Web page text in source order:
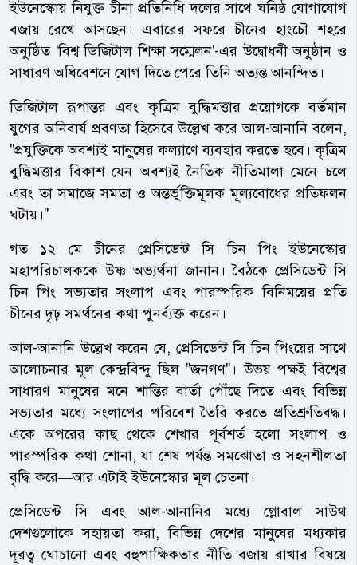
ইউনেস্কোয় নিযুক্ত চীনা প্রতিনিধি দলের সাথে ঘনিষ্ঠ যোগাযোগ
বজায় রেখে আসছেন। এবারের সফরে চীনের হাংচৌ শহরে
অনুষ্ঠিত 'বিশ্ব ডিজিটাল শিক্ষা সম্মেলন'-এর উদ্বোধনী অনুষ্ঠান ও
সাধারণ অধিবেশনে যোগ দিতে পেরে তিনি অত্যন্ত আনন্দিত।
ডিজিটাল রূপান্তর এবং কৃত্রিম বুদ্ধিমত্তার প্রয়োগকে বর্তমান
যুগের অনিবার্য প্রবণতা হিসেবে উল্লেখ করে আল-আনানি বলেন,
"প্রযুক্তিকে অবশ্যই মানুষের কল্যাণে ব্যবহার করতে হবে। কৃত্রিম
বুদ্ধিমত্তার বিকাশ যেন অবশ্যই নৈতিক নীতিমালা মেনে চলে
এবং তা সমাজে সমতা ও অন্তর্ভুক্তিমূলক মূল্যবোধের প্রতিফলন
ঘটায়।"
গত ১২ মে চীনের প্রেসিডেন্ট সি চিন পিং ইউনেস্কোর
মহাপরিচালককে উষ্ণ অভ্যর্থনা জানান। বৈঠকে প্রেসিডেন্ট সি
চিন পিং সভ্যতার সংলাপ এবং পারস্পরিক বিনিময়ের প্রতি
চীনের দৃঢ় সমর্থনের কথা পুনর্ব্যক্ত করেন।
আল-আনানি উল্লেখ করেন যে, প্রেসিডেন্ট সি চিন পিংয়ের সাথে
আলোচনার মূল কেন্দ্রবিন্দু ছিল "জনগণ"। উভয় পক্ষই বিশ্বের
সাধারণ মানুষের মনে শান্তির বার্তা পৌঁছে দিতে এবং বিভিন্ন
সভ্যতার মধ্যে সংলাপের পরিবেশ তৈরি করতে প্রতিশ্রুতিবদ্ধ।
একে অপরের কাছ থেকে শেখার পূর্বশর্ত হলো সংলাপ ও
পারস্পরিক কথা শোনা, যা শেষ পর্যন্ত সমঝোতা ও সহনশীলতা
বৃদ্ধি করে—আর এটাই ইউনেস্কোর মূল চেতনা।
প্রেসিডেন্ট সি এবং আল-আনানির মধ্যে গ্লোবাল সাউথ
দেশগুলোকে সহায়তা করা, বিভিন্ন দেশের মানুষের মধ্যকার
দূরত্ব ঘোচানো এবং বহুপাক্ষিকতার নীতি বজায় রাখার বিষয়ে